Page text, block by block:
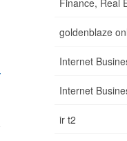
Finance, Real
goldenblaze
Internet
Internet
ir t2